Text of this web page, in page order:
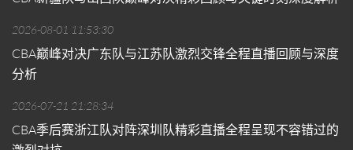
2026-08-01 11:53:30
CBA巅峰对决广东队与江苏队激烈交锋全程直播回顾与深度
分析
2026-07-21 21:28:34
CBA季后赛浙江队对阵深圳队精彩直播全程呈现不容错过的